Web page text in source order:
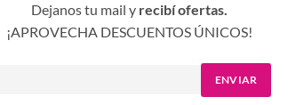
Dejanos tu mail y recibí ofertas.
¡APROVECHA DESCUENTOS ÚNICOS!
ENVIAR
directa.
con tejidos y superficies duras para evitar manchas.